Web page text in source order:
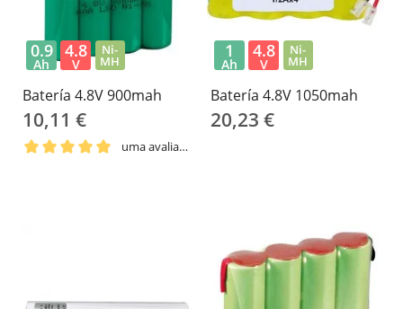
Batería 4.8V 900mah
10,11 €
uma avaliação
0.9
Ah
4.8
V
Ni-
MH
Batería 4.8V 1050mah
20,23 €
1
Ah
4.8
V
Ni-
MH